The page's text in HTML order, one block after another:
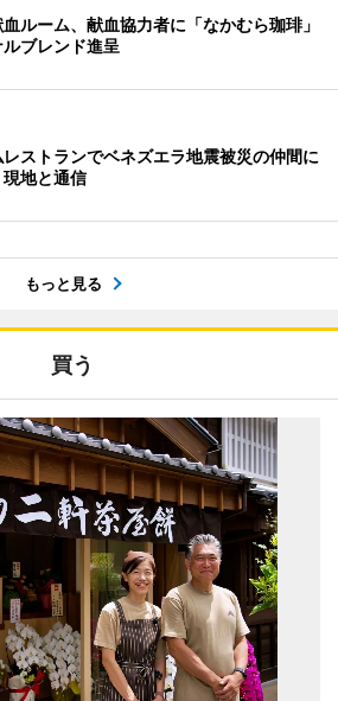
ルーム、献血協力者に「なかむら珈琲」
ブレンド進呈
ストランでベネズエラ地震被災の仲間に
地と通信
もっと見る
買う